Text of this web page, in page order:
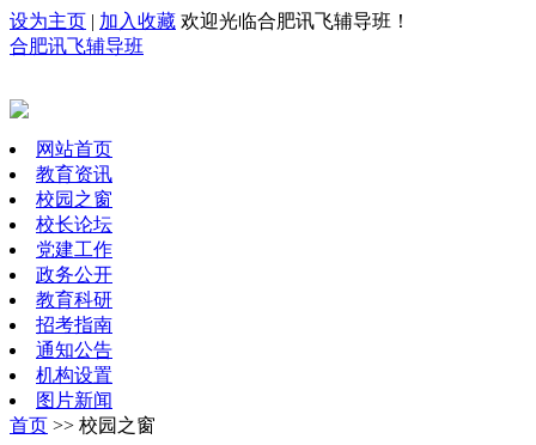
设为主页 | 加入收藏 欢迎光临合肥讯飞辅导班！
合肥讯飞辅导班
网站首页
教育资讯
校园之窗
校长论坛
党建工作
政务公开
教育科研
招考指南
通知公告
机构设置
图片新闻
首页 >> 校园之窗